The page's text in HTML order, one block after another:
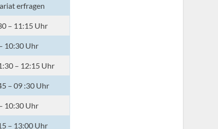
erfragen
– 11:15 Uhr
10:30 Uhr
– 12:15 Uhr
– 09 :30 Uhr
10:30 Uhr
– 13:00 Uhr